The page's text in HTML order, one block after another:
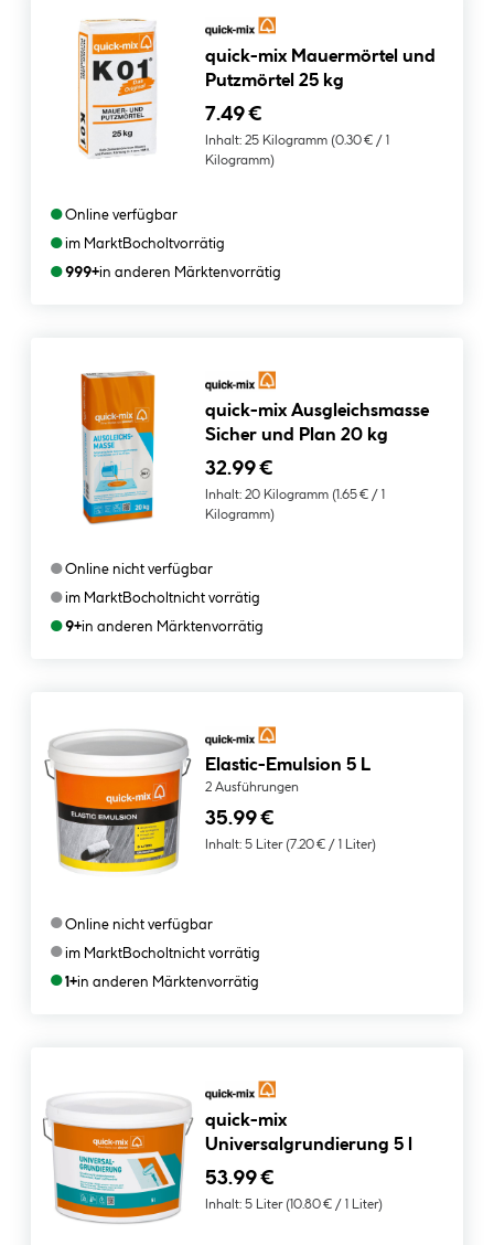
quick-mix Mauermörtel und
Putzmörtel 25 kg
7.49 €
Inhalt: 25 Kilogramm (0.30 € / 1
Kilogramm)
●Online verfügbar
●im MarktBocholtvorrätig
●999+in anderen Märktenvorrätig
quick-mix Ausgleichsmasse
Sicher und Plan 20 kg
32.99 €
Inhalt: 20 Kilogramm (1.65 € / 1
Kilogramm)
●Online nicht verfügbar
●im MarktBocholtnicht vorrätig
●9+in anderen Märktenvorrätig
Elastic-Emulsion 5 L
2 Ausführungen
35.99 €
Inhalt: 5 Liter (7.20 € / 1 Liter)
●Online nicht verfügbar
●im MarktBocholtnicht vorrätig
●1+in anderen Märktenvorrätig
quick-mix
Universalgrundierung 5 l
53.99 €
Inhalt: 5 Liter (10.80 € / 1 Liter)